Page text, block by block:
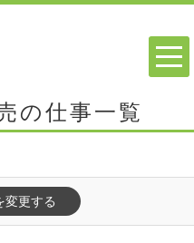
の仕事一覧
変更する